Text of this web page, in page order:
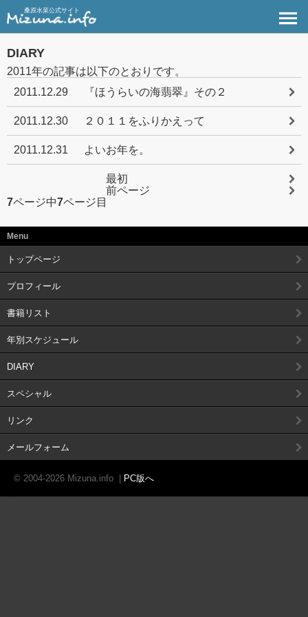
桑原水菜公式サイト
DIARY
2011年の記事は以下のとおりです。
2011.12.29
『ほうらいの海翡翠』その２
2011.12.30 ２０１１をふりかえって
2011.12.31 よいお年を。
最初
前ページ
7ページ中7ページ目
Menu
トップページ
プロフィール
書籍リスト
年別スケジュール
DIARY
スペシャル
リンク
メールフォーム
© 2004-2026 Mizuna.info PC版へ